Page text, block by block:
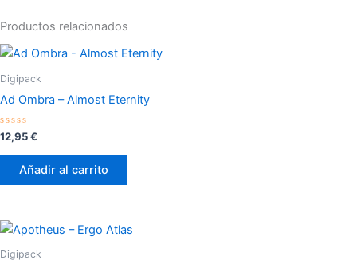
Productos relacionados
Digipack
Ad Ombra – Almost Eternity
Valorado
con
0
12,95€
Añadir al carrito
Digipack